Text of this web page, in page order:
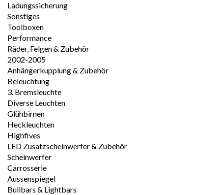
Ladungssicherung
Sonstiges
Toolboxen
Performance
Räder, Felgen & Zubehör
2002-2005
Anhängerkupplung & Zubehör
Beleuchtung
3. Bremsleuchte
Diverse Leuchten
Glühbirnen
Heckleuchten
Highfives
LED Zusatzscheinwerfer & Zubehör
Scheinwerfer
Carrosserie
Aussenspiegel
Bullbars & Lightbars